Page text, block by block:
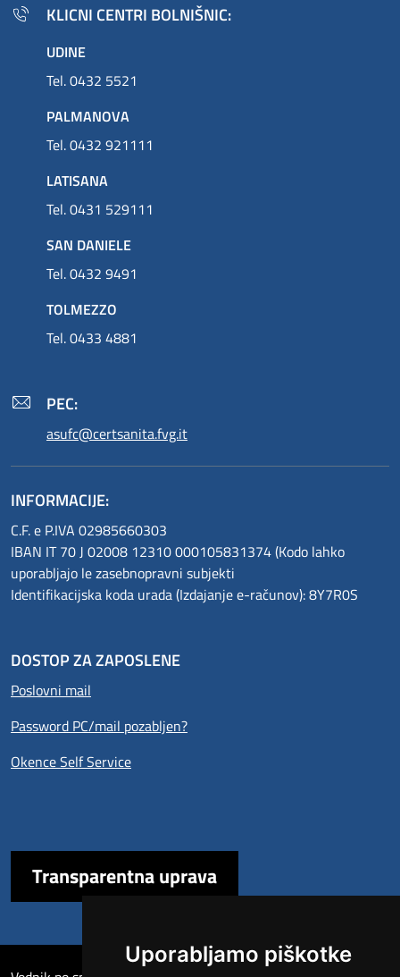
Uporabljamo piškotke
KLICNI CENTRI BOLNIŠNIC:
UDINE
Tel. 0432 5521
PALMANOVA
Tel. 0432 921111
LATISANA
Tel. 0431 529111
SAN DANIELE
Tel. 0432 9491
TOLMEZZO
Tel. 0433 4881
PEC:
asufc@certsanita.fvg.it
INFORMACIJE:
C.F. e P.IVA 02985660303
IBAN IT 70 J 02008 12310 000105831374 (Kodo lahko
uporabljajo le zasebnopravni subjekti
Identifikacijska koda urada (Izdajanje e-računov): 8Y7R0S
DOSTOP ZA ZAPOSLENE
Poslovni mail
Password PC/mail pozabljen?
Okence Self Service
Transparentna uprava